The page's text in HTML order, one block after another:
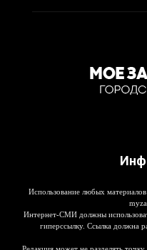
Использование любых
Интернет-СМИ должны
гиперссылку. Ссылка должна
Редакция может не разделять точку